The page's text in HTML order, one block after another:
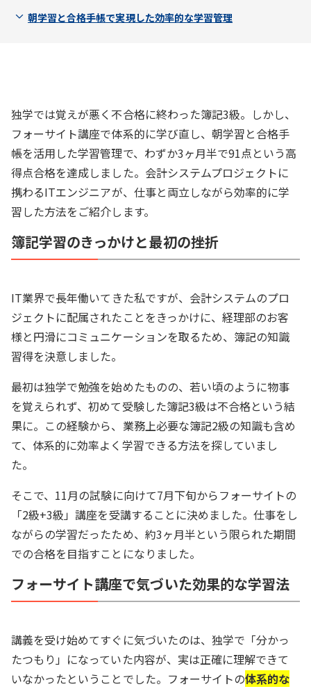
朝学習と合格手帳で実現した効率的な学習管理
独学では覚えが悪く不合格に終わった簿記3級。しかし、
フォーサイト講座で体系的に学び直し、朝学習と合格手
帳を活用した学習管理で、わずか3ヶ月半で91点という高
得点合格を達成しました。会計システムプロジェクトに
携わるITエンジニアが、仕事と両立しながら効率的に学
習した方法をご紹介します。
簿記学習のきっかけと最初の挫折
IT業界で長年働いてきた私ですが、会計システムのプロ
ジェクトに配属されたことをきっかけに、経理部のお客
様と円滑にコミュニケーションを取るため、簿記の知識
習得を決意しました。
最初は独学で勉強を始めたものの、若い頃のように物事
を覚えられず、初めて受験した簿記3級は不合格という結
果に。この経験から、業務上必要な簿記2級の知識も含め
て、体系的に効率よく学習できる方法を探していまし
た。
そこで、11月の試験に向けて7月下旬からフォーサイトの
「2級+3級」講座を受講することに決めました。仕事をし
ながらの学習だったため、約3ヶ月半という限られた期間
での合格を目指すことになりました。
フォーサイト講座で気づいた効果的な学習法
講義を受け始めてすぐに気づいたのは、独学で「分かっ
たつもり」になっていた内容が、実は正確に理解できて
いなかったということでした。フォーサイトの体系的な